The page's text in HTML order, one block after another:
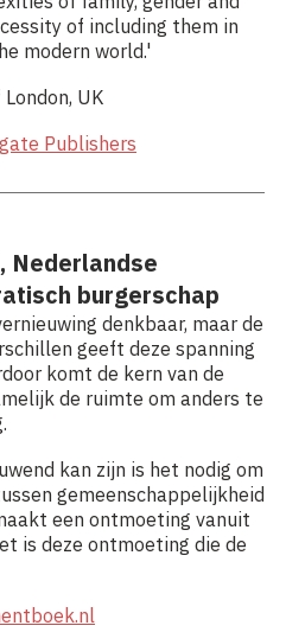
of including them in
modern world.'
UK
Publishers
Nederlandse
burgerschap
denkbaar, maar de
geeft deze spanning
komt de kern van de
de ruimte om anders te
kan zijn is het nodig om
gemeenschappelijkheid
een ontmoeting vanuit
is deze ontmoeting die de